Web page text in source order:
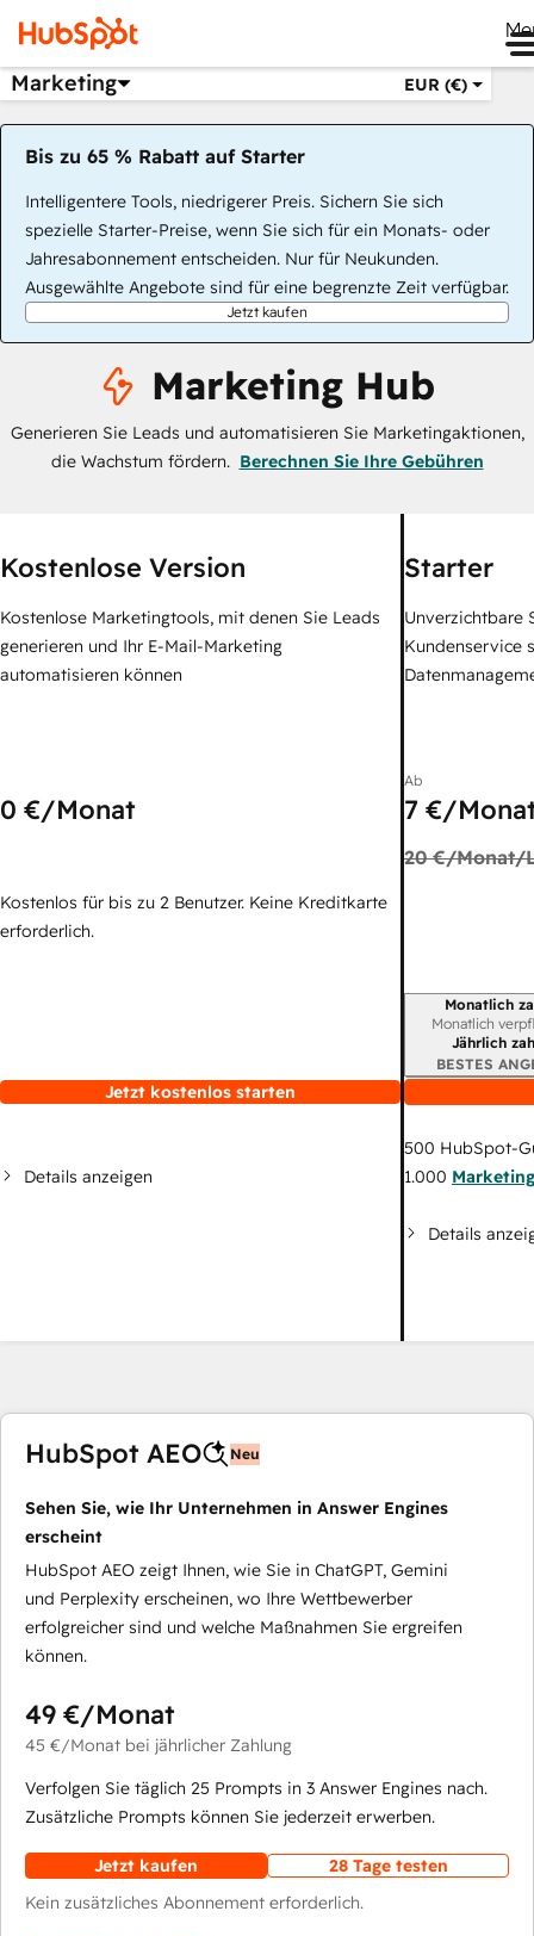
Marketing EUR (€)
Bis zu 65 % Rabatt auf Starter
Intelligentere Tools, niedrigerer Preis. Sichern Sie sich
spezielle Starter-Preise, wenn Sie sich für ein Monats- oder
Jahresabonnement entscheiden. Nur für Neukunden.
Ausgewählte Angebote sind für eine begrenzte Zeit verfügbar.
Jetzt kaufen
Marketing Hub
Generieren Sie Leads und automatisieren Sie Marketingaktionen,
die Wachstum fördern. Berechnen Sie Ihre Gebühren
Kostenlose Version
Kostenlose Marketingtools, mit denen Sie Leads
generieren und Ihr E-Mail-Marketing
automatisieren können
0 €/Monat
Kostenlos für bis zu 2 Benutzer. Keine Kreditkarte
erforderlich.
Jetzt kostenlos starten
Details anzeigen
Starter
Unverzichtbare
Kundenservice
Ab
7 €/
20 €/Monat/
Monatlich
Monatlich
Jährlich
BESTES
500 HubSpot-
1.000
Details
HubSpot AEO Neu
Sehen Sie, wie Ihr Unternehmen in Answer Engines
erscheint
HubSpot AEO zeigt Ihnen, wie Sie in ChatGPT, Gemini
und Perplexity erscheinen, wo Ihre Wettbewerber
erfolgreicher sind und welche Maßnahmen Sie ergreifen
können.
49 €/Monat
45 €/Monat bei jährlicher Zahlung
Verfolgen Sie täglich 25 Prompts in 3 Answer Engines nach.
Zusätzliche Prompts können Sie jederzeit erwerben.
Jetzt kaufen
28 Tage testen
Kein zusätzliches Abonnement erforderlich.